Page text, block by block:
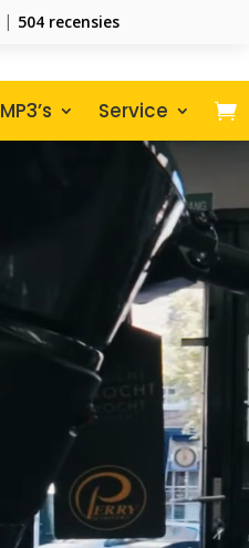
504 recensies
MP3’s Service